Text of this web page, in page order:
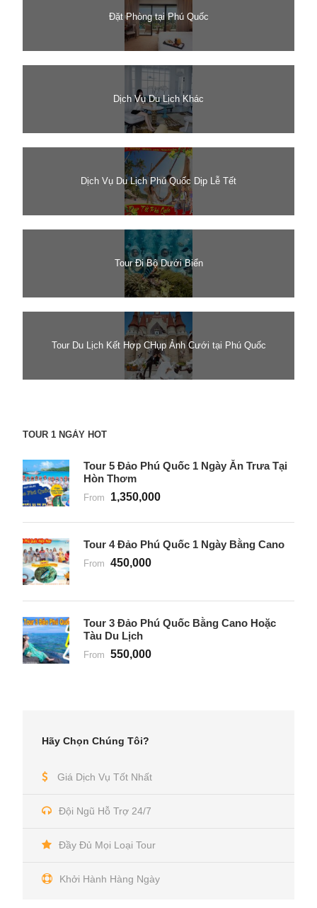
Đặt Phòng tại Phú Quốc
Dịch Vụ Du Lịch Khác
Dịch Vụ Du Lịch Phú Quốc Dịp Lễ Tết
Tour Đi Bộ Dưới Biển
Tour Du Lịch Kết Hợp CHụp Ảnh Cưới tại Phú Quốc
TOUR 1 NGÀY HOT
Tour 5 Đảo Phú Quốc 1 Ngày Ăn Trưa Tại
Hòn Thơm
From 1,350,000
Tour 4 Đảo Phú Quốc 1 Ngày Bằng Cano
From 450,000
Tour 3 Đảo Phú Quốc Bằng Cano Hoặc
Tàu Du Lịch
From 550,000
Hãy Chọn Chúng Tôi?
Giá Dịch Vụ Tốt Nhất
Đội Ngũ Hỗ Trợ 24/7
Đầy Đủ Mọi Loại Tour
Khởi Hành Hàng Ngày